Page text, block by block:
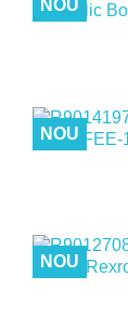
NOU
NOU
NOU